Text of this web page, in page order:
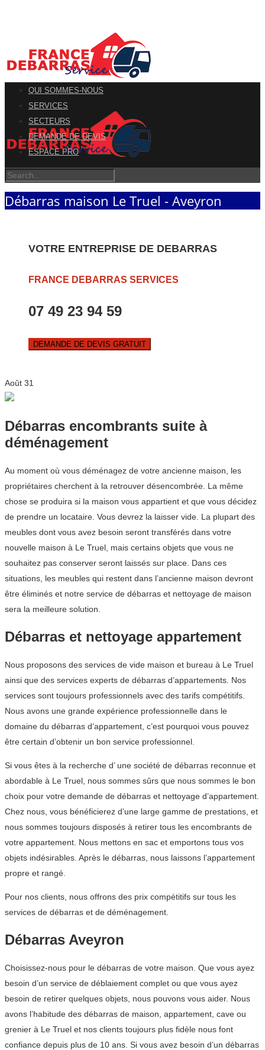
QUI SOMMES-NOUS
SERVICES
SECTEURS
DEMANDE DE DEVIS
ESPACE PRO
Débarras maison Le Truel - Aveyron
VOTRE ENTREPRISE DE DEBARRAS
FRANCE DEBARRAS SERVICES
07 49 23 94 59
DEMANDE DE DEVIS GRATUIT
Août 31
Débarras encombrants suite à
déménagement
Au moment où vous déménagez de votre ancienne maison, les
propriétaires cherchent à la retrouver désencombrée. La même
chose se produira si la maison vous appartient et que vous décidez
de prendre un locataire. Vous devrez la laisser vide. La plupart des
meubles dont vous avez besoin seront transférés dans votre
nouvelle maison à Le Truel, mais certains objets que vous ne
souhaitez pas conserver seront laissés sur place. Dans ces
situations, les meubles qui restent dans l’ancienne maison devront
être éliminés et notre service de débarras et nettoyage de maison
sera la meilleure solution.
Débarras et nettoyage appartement
Nous proposons des services de vide maison et bureau à Le Truel
ainsi que des services experts de débarras d’appartements. Nos
services sont toujours professionnels avec des tarifs compétitifs.
Nous avons une grande expérience professionnelle dans le
domaine du débarras d’appartement, c’est pourquoi vous pouvez
être certain d’obtenir un bon service professionnel.
Si vous êtes à la recherche d’ une société de débarras reconnue et
abordable à Le Truel, nous sommes sûrs que nous sommes le bon
choix pour votre demande de débarras et nettoyage d’appartement.
Chez nous, vous bénéficierez d’une large gamme de prestations, et
nous sommes toujours disposés à retirer tous les encombrants de
votre appartement. Nous mettons en sac et emportons tous vos
objets indésirables. Après le débarras, nous laissons l’appartement
propre et rangé.
Pour nos clients, nous offrons des prix compétitifs sur tous les
services de débarras et de déménagement.
Débarras Aveyron
Choisissez-nous pour le débarras de votre maison. Que vous ayez
besoin d’un service de déblaiement complet ou que vous ayez
besoin de retirer quelques objets, nous pouvons vous aider. Nous
avons l’habitude des débarras de maison, appartement, cave ou
grenier à Le Truel et nos clients toujours plus fidèle nous font
confiance depuis plus de 10 ans. Si vous avez besoin d’un débarras